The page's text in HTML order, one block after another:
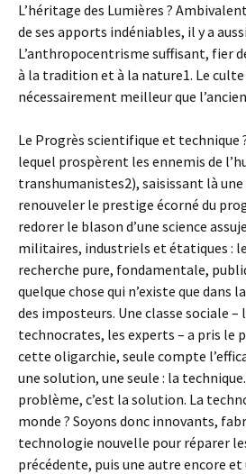
L’héritage des Lumières ?
de ses apports indéniables, il y a
L’anthropocentrisme suffisant, fier
à la tradition et à la nature1. Le culte
nécessairement meilleur que
Le Progrès scientifique et technique
lequel prospèrent les ennemis de
transhumanistes2), saisissant là une
renouveler le prestige écorné du
redorer le blason d’une science
militaires, industriels et étatiques :
recherche pure, fondamentale,
quelque chose qui n’existe que dans
des imposteurs. Une classe sociale –
technocrates, les experts – a pris le
cette oligarchie, seule compte
une solution, une seule : la
problème, c’est la solution. La
monde ? Soyons donc innovants,
technologie nouvelle pour réparer
précédente, puis une autre encore et